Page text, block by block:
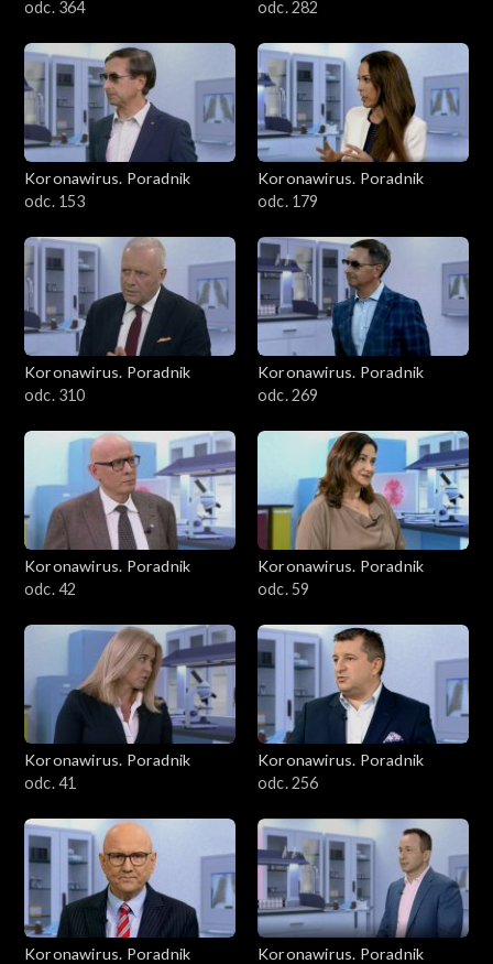
odc. 364 odc. 282
Koronawirus. Poradnik
odc. 153
Koronawirus. Poradnik
odc. 179
Koronawirus. Poradnik
odc. 310
Koronawirus. Poradnik
odc. 269
Koronawirus. Poradnik
odc. 42
Koronawirus. Poradnik
odc. 59
Koronawirus. Poradnik
odc. 41
Koronawirus. Poradnik
odc. 256
Koronawirus. Poradnik
Koronawirus. Poradnik